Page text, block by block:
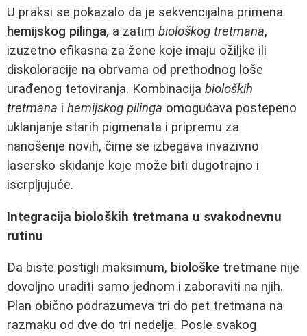
U praksi se pokazalo da je sekvencijalna primena
hemijskog pilinga, a zatim biološkog tretmana,
izuzetno efikasna za žene koje imaju ožiljke ili
diskoloracije na obrvama od prethodnog loše
urađenog tetoviranja. Kombinacija bioloških
tretmana i hemijskog pilinga omogućava postepeno
uklanjanje starih pigmenata i pripremu za
nanošenje novih, čime se izbegava invazivno
lasersko skidanje koje može biti dugotrajno i
iscrpljujuće.
Integracija bioloških tretmana u svakodnevnu
rutinu
Da biste postigli maksimum, biološke tretmane nije
dovoljno uraditi samo jednom i zaboraviti na njih.
Plan obično podrazumeva tri do pet tretmana na
razmaku od dve do tri nedelje. Posle svakog